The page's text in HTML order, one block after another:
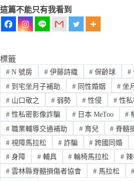
這篇不能只有我看到
標籤
#N 號房 #伊藤詩織 # 保齡球 #
#到宅坐月子補助 #同性婚姻 # 坐
#山口敬之 #弱勢 # 性侵 # 性
#性私密影像詐騙 #日本 MeToo #
#職業輔導交通補助 #育兒 # 脊髓
#視障馬拉松 #詐騙 # 跨國同婚
#身障 #輔具 # 輪椅馬拉松 #
#雲林縣脊髓損傷者協會 #馬拉松 #